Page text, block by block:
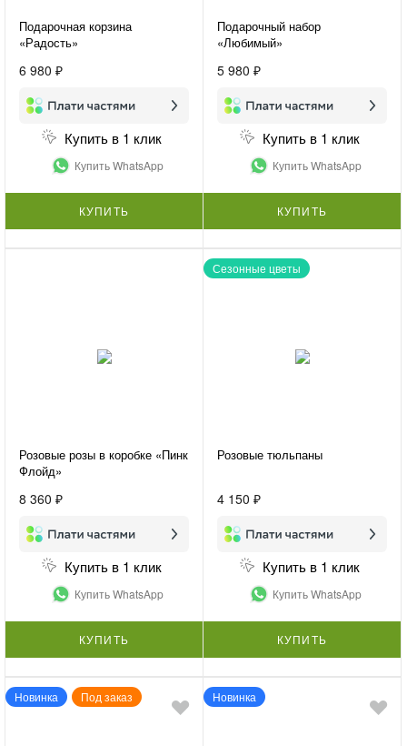
Подарочная корзина
«Радость»
6 980 ₽
Купить в 1 клик
Купить WhatsApp
КУПИТЬ
Подарочный набор
«Любимый»
5 980 ₽
Купить в 1 клик
Купить WhatsApp
КУПИТЬ
Розовые розы в коробке «Пинк
Флойд»
8 360 ₽
Купить в 1 клик
Купить WhatsApp
КУПИТЬ
Сезонные цветы
Розовые тюльпаны
4 150 ₽
Купить в 1 клик
Купить WhatsApp
КУПИТЬ
Новинка Под заказ Новинка